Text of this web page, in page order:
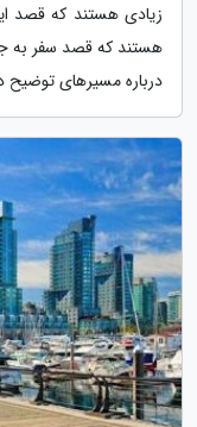
زیادی هستند که قصد
هستند که قصد سفر به
درباره مسیرهای توضیح